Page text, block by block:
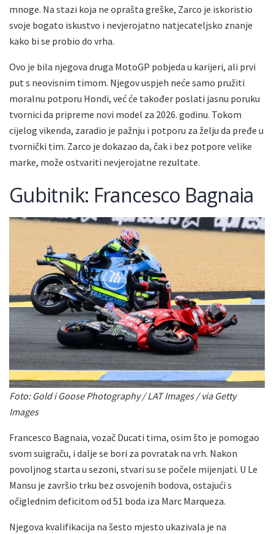
mnoge. Na stazi koja ne oprašta greške, Zarco je iskoristio
svoje bogato iskustvo i nevjerojatno natjecateljsko znanje
kako bi se probio do vrha.
Ovo je bila njegova druga MotoGP pobjeda u karijeri, ali prvi
put s neovisnim timom. Njegov uspjeh neće samo pružiti
moralnu potporu Hondi, već će također poslati jasnu poruku
tvornici da pripreme novi model za 2026. godinu. Tokom
cijelog vikenda, zaradio je pažnju i potporu za želju da pređe u
tvornički tim. Zarco je dokazao da, čak i bez potpore velike
marke, može ostvariti nevjerojatne rezultate.
Gubitnik: Francesco Bagnaia
Foto: Gold i Goose Photography / LAT Images / via Getty
Images
Francesco Bagnaia, vozač Ducati tima, osim što je pomogao
svom suigraču, i dalje se bori za povratak na vrh. Nakon
povoljnog starta u sezoni, stvari su se počele mijenjati. U Le
Mansu je završio trku bez osvojenih bodova, ostajući s
očiglednim deficitom od 51 boda iza Marc Marqueza.
Njegova kvalifikacija na šesto mjesto ukazivala je na